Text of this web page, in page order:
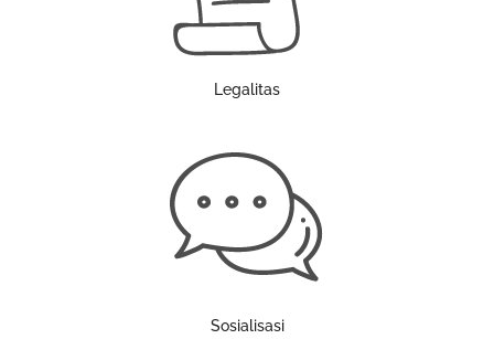
Legalitas
Sosialisasi